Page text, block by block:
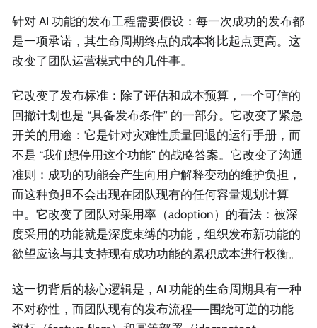
针对 AI 功能的发布工程需要假设：每一次成功的发布都
是一项承诺，其生命周期终点的成本将比起点更高。这
改变了团队运营模式中的几件事。
它改变了发布标准：除了评估和成本预算，一个可信的
回撤计划也是 “具备发布条件” 的一部分。它改变了紧急
开关的用途：它是针对灾难性质量回退的运行手册，而
不是 “我们想停用这个功能” 的战略答案。它改变了沟通
准则：成功的功能会产生向用户解释变动的维护负担，
而这种负担不会出现在团队现有的任何容量规划计算
中。它改变了团队对采用率（adoption）的看法：被深
度采用的功能就是深度束缚的功能，组织发布新功能的
欲望应该与其支持现有成功功能的累积成本进行权衡。
这一切背后的核心逻辑是，AI 功能的生命周期具有一种
不对称性，而团队现有的发布流程——围绕可逆的功能